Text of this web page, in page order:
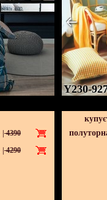
4390
4290
Y230-